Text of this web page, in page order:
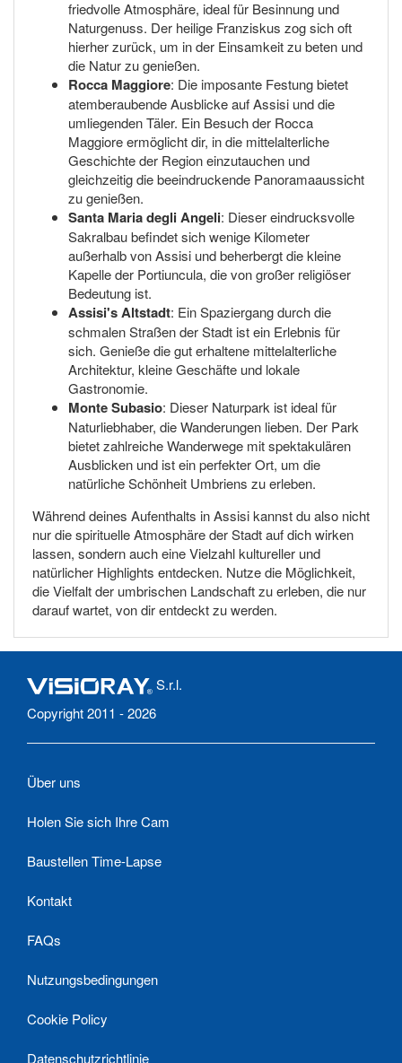
friedvolle Atmosphäre, ideal für Besinnung und
Naturgenuss. Der heilige Franziskus zog sich oft
hierher zurück, um in der Einsamkeit zu beten und
die Natur zu genießen.
Rocca Maggiore: Die imposante Festung bietet
atemberaubende Ausblicke auf Assisi und die
umliegenden Täler. Ein Besuch der Rocca
Maggiore ermöglicht dir, in die mittelalterliche
Geschichte der Region einzutauchen und
gleichzeitig die beeindruckende Panoramaaussicht
zu genießen.
Santa Maria degli Angeli: Dieser eindrucksvolle
Sakralbau befindet sich wenige Kilometer
außerhalb von Assisi und beherbergt die kleine
Kapelle der Portiuncula, die von großer religiöser
Bedeutung ist.
Assisi's Altstadt: Ein Spaziergang durch die
schmalen Straßen der Stadt ist ein Erlebnis für
sich. Genieße die gut erhaltene mittelalterliche
Architektur, kleine Geschäfte und lokale
Gastronomie.
Monte Subasio: Dieser Naturpark ist ideal für
Naturliebhaber, die Wanderungen lieben. Der Park
bietet zahlreiche Wanderwege mit spektakulären
Ausblicken und ist ein perfekter Ort, um die
natürliche Schönheit Umbriens zu erleben.
Während deines Aufenthalts in Assisi kannst du also nicht
nur die spirituelle Atmosphäre der Stadt auf dich wirken
lassen, sondern auch eine Vielzahl kultureller und
natürlicher Highlights entdecken. Nutze die Möglichkeit,
die Vielfalt der umbrischen Landschaft zu erleben, die nur
darauf wartet, von dir entdeckt zu werden.
S.r.l.
Copyright 2011 - 2026
Über uns
Holen Sie sich Ihre Cam
Baustellen Time-Lapse
Kontakt
FAQs
Nutzungsbedingungen
Cookie Policy
Datenschutzrichtlinie